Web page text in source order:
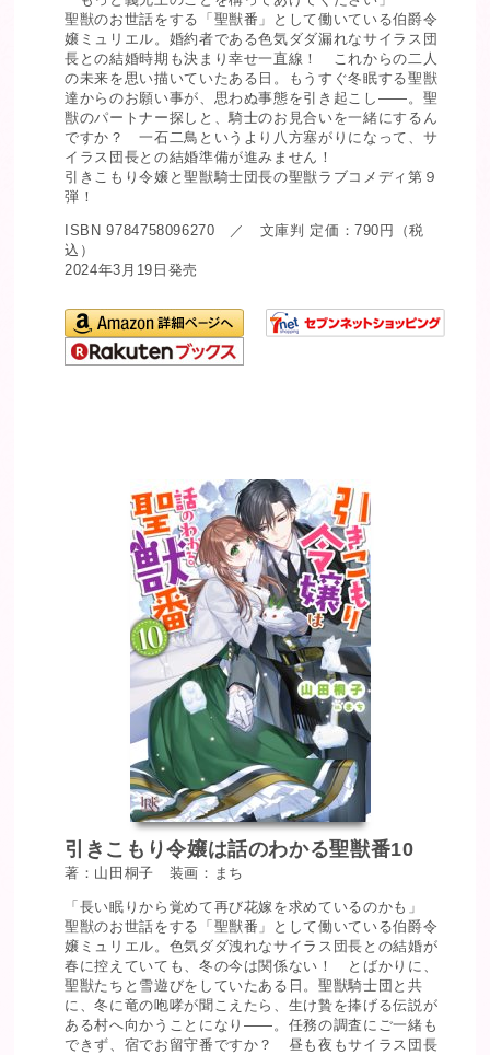
聖獣のお世話をする「聖獣番」として働いている伯爵令
嬢ミュリエル。婚約者である色気ダダ漏れなサイラス団
長との結婚時期も決まり幸せ一直線！ これからの二人
の未来を思い描いていたある日。もうすぐ冬眠する聖獣
達からのお願い事が、思わぬ事態を引き起こし――。聖
獣のパートナー探しと、騎士のお見合いを一緒にするん
ですか？ 一石二鳥というより八方塞がりになって、サ
イラス団長との結婚準備が進みません！
引きこもり令嬢と聖獣騎士団長の聖獣ラブコメディ第９
弾！
ISBN 9784758096270 ／ 文庫判 定価：790円（税
込）
2024年3月19日発売
引きこもり令嬢は話のわかる聖獣番10
著：山田桐子 装画：まち
「長い眠りから覚めて再び花嫁を求めているのかも」
聖獣のお世話をする「聖獣番」として働いている伯爵令
嬢ミュリエル。色気ダダ洩れなサイラス団長との結婚が
春に控えていても、冬の今は関係ない！ とばかりに、
聖獣たちと雪遊びをしていたある日。聖獣騎士団と共
に、冬に竜の咆哮が聞こえたら、生け贄を捧げる伝説が
ある村へ向かうことになり――。任務の調査にご一緒も
できず、宿でお留守番ですか？ 昼も夜もサイラス団長